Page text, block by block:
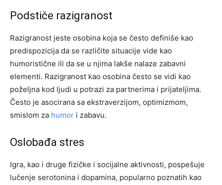
Podstiče razigranost
Razigranost jeste osobina koja se često definiše kao
predispozicija da se različite situacije vide kao
humoristične ili da se u njima lakše nalaze zabavni
elementi. Razigranost kao osobina često se vidi kao
poželjna kod ljudi u potrazi za partnerima i prijateljima.
Često je asocirana sa ekstraverzijom, optimizmom,
smislom za humor i zabavu.
Oslobađa stres
Igra, kao i druge fizičke i socijalne aktivnosti, pospešuje
lučenje serotonina i dopamina, popularno poznatih kao